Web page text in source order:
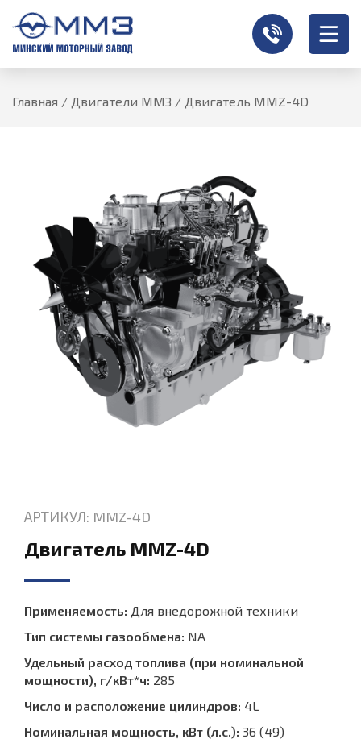
Главная / Двигатели ММЗ / Двигатель MMZ-4D
АРТИКУЛ: MMZ-4D
Двигатель MMZ-4D
Применяемость: Для внедорожной техники
Тип системы газообмена: NA
Удельный расход топлива (при номинальной
мощности), г/кВт*ч: 285
Число и расположение цилиндров: 4L
Номинальная мощность, кВт (л.с.): 36 (49)